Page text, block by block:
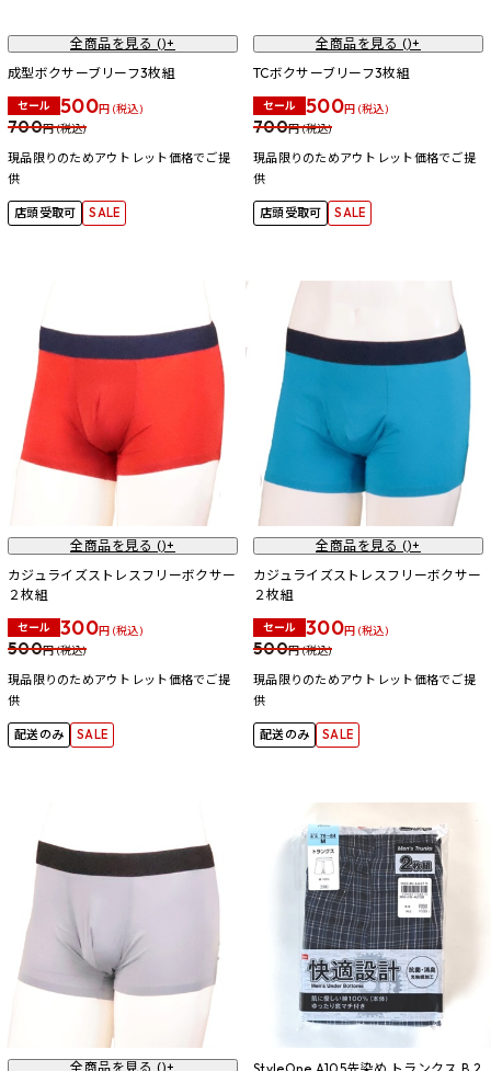
全商品を見る ()+
成型ボクサーブリーフ3枚組
セール 500円 (税込)
700円 (税込)
現品限りのためアウトレット価格でご提
供
店頭受取可 SALE
全商品を見る ()+
TCボクサーブリーフ3枚組
セール 500円 (税込)
700円 (税込)
現品限りのためアウトレット価格でご提
供
店頭受取可 SALE
全商品を見る ()+
カジュライズストレスフリーボクサー
２枚組
セール 300円 (税込)
500円 (税込)
現品限りのためアウトレット価格でご提
供
配送のみ SALE
全商品を見る ()+
カジュライズストレスフリーボクサー
２枚組
セール 300円 (税込)
500円 (税込)
現品限りのためアウトレット価格でご提
供
配送のみ SALE
全商品を見る ()+